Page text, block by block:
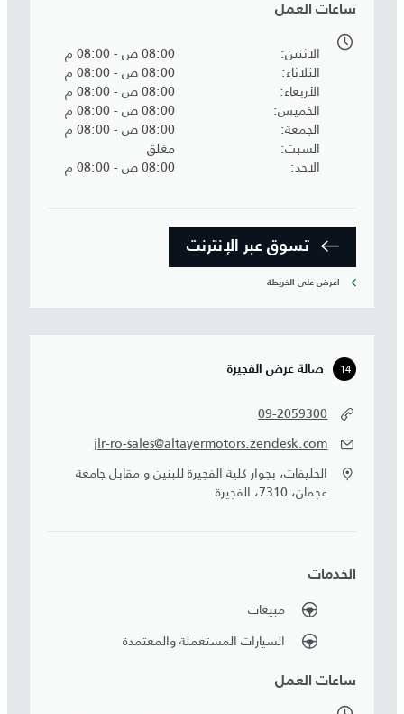
ساعات العمل
الاثنين
08:00 ص - 08:00 م
الثلاثاء
08:00 ص - 08:00 م
الأربعاء
08:00 ص - 08:00 م
الخميس
08:00 ص - 08:00 م
الجمعة
08:00 ص - 08:00 م
السبت
مغلق
الاحد
08:00 ص - 08:00 م
تسوق عبر الإنترنت
اعرض على الخريطة
14 صالة عرض الفجيرة
09-2059300
jlr-ro-sales@altayermotors.zendesk.com
الحليفات، بجوار كلية الفجيرة للبنين و مقابل جامعة
عجمان، 7310، الفجيرة
الخدمات
مبيعات
السيارات المستعملة والمعتمدة
ساعات العمل